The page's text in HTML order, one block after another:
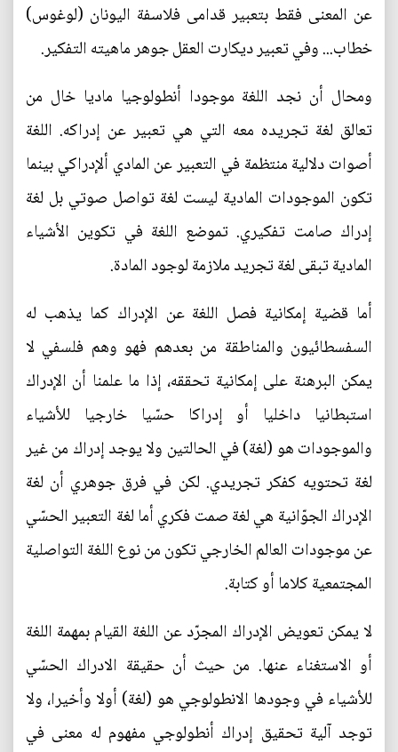
عن المعنى فقط بتعبير قدامى فلاسفة اليونان (لوغوس)
خطاب... وفي تعبير ديكارت العقل جوهر ماهيته التفكير.
ومحال أن نجد اللغة موجودا أنطولوجيا ماديا خال من
تعالق لغة تجريده معه التي هي تعبير عن إدراكه. اللغة
أصوات دلالية منتظمة في التعبير عن المادي ألإدراكي بينما
تكون الموجودات المادية ليست لغة تواصل صوتي بل لغة
إدراك صامت تفكيري. تموضع اللغة في تكوين الأشياء
المادية تبقى لغة تجريد ملازمة لوجود المادة.
أما قضية إمكانية فصل اللغة عن الإدراك كما يذهب له
السفسطائيون والمناطقة من بعدهم فهو وهم فلسفي لا
يمكن البرهنة على إمكانية تحققه، إذا ما علمنا أن الإدراك
استبطانيا داخليا أو إدراكا حسّيا خارجيا للأشياء
والموجودات هو (لغة) في الحالتين ولا يوجد إدراك من غير
لغة تحتويه كفكر تجريدي. لكن في فرق جوهري أن لغة
الإدراك الجوّانية هي لغة صمت فكري أما لغة التعبير الحسّي
عن موجودات العالم الخارجي تكون من نوع اللغة التواصلية
المجتمعية كلاما أو كتابة.
لا يمكن تعويض الإدراك المجرّد عن اللغة القيام بمهمة اللغة
أو الاستغناء عنها. من حيث أن حقيقة الادراك الحسّي
للأشياء في وجودها الانطولوجي هو (لغة) أولا وأخيرا، ولا
توجد آلية تحقيق إدراك أنطولوجي مفهوم له معنى في